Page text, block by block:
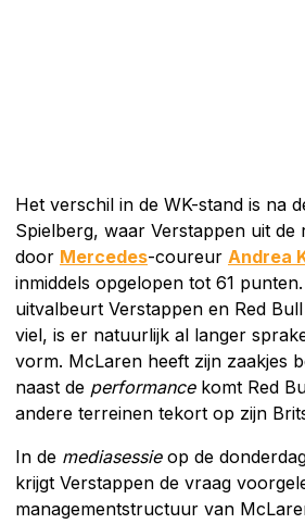
Het verschil in de WK-stand is na
Spielberg, waar Verstappen uit de
door Mercedes-coureur Andrea
inmiddels opgelopen tot 61
uitvalbeurt Verstappen en Red
viel, is er natuurlijk al langer
vorm. McLaren heeft zijn zaakjes
naast de performance komt Red
andere terreinen tekort op zijn
In de mediasessie op de
krijgt Verstappen de vraag
managementstructuur van